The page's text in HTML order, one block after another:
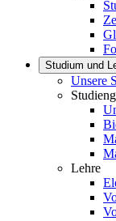
Studium und
Unsere
Lehre